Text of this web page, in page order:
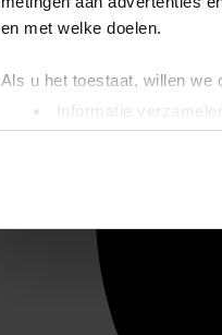
en met welke doelen.
Als u het toestaat, willen we
Informatie
Uw apparaat
Lees meer over hoe uw
We gebruiken cookies om
websiteverkeer te
media, adverteren en
verstrekt of die ze hebben